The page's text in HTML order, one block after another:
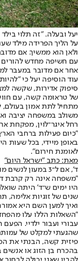
יעל ובעלה. "זה תלוי
על הליך הפרידה מילד
ולאן הוא ממשיך. אם
עם חשיפה מחדש להורים
אחר אם מדובר במעבר
עוד הוסיפה יעל כי
סיפוק אדירות, שקשה
של טראומה קשה, עם
מתחיל לתת אמון
משולב במשפחה יציבה
רחל איגר־לוין, מפקחת
באופן מיידי, בכל שעות
לאומנת חירום".
מאת: כתב "ישראל היום"
ד', אם ל־3 במעון לנשים מוכות
"משפחה אינה רק קרבת
היו ימים ש־ד' היתה
שנים של זוגיות
ואיך למען השם היא
"השאלות הללו עלו
עבורי ועבור ילדיי.
שהגעתי למקלט של
פיזית קשה, הבנתי את
בהכרח בן הזוג או